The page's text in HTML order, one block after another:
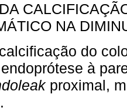
NA
do
à
proximal,